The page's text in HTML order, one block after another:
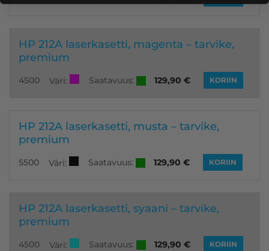
HP 212A laserkasetti, magenta – tarvike,
premium
4500 Väri: Saatavuus: 129,90 € KORIIN
HP 212A laserkasetti, musta – tarvike,
premium
5500 Väri: Saatavuus: 129,90 € KORIIN
HP 212A laserkasetti, syaani – tarvike,
premium
4500 Väri: Saatavuus: 129,90 € KORIIN